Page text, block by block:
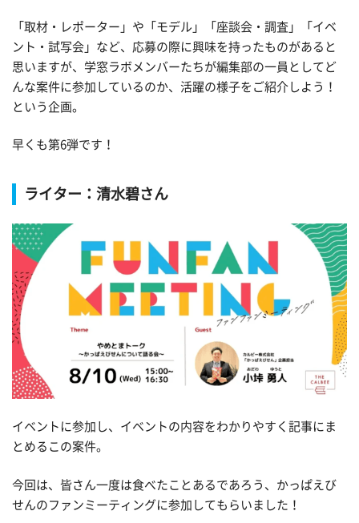
「取材・レポーター」や「モデル」「座談会・調査」「イベ
ント・試写会」など、応募の際に興味を持ったものがあると
思いますが、学窓ラボメンバーたちが編集部の一員としてど
んな案件に参加しているのか、活躍の様子をご紹介しよう！
という企画。
早くも第6弾です！
ライター：清水碧さん
イベントに参加し、イベントの内容をわかりやすく記事にま
とめるこの案件。
今回は、皆さん一度は食べたことあるであろう、かっぱえび
せんのファンミーティングに参加してもらいました！